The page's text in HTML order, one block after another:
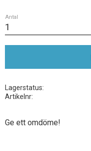
Antal
Lagerstatus
Artikelnr
Ge ett omdöme!